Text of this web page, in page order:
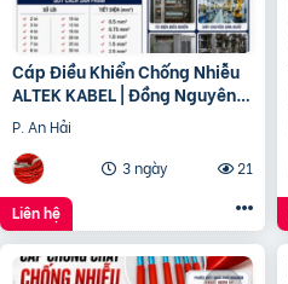
Cáp Điều Khiển Chống Nhiễu
ALTEK KABEL | Đồng Nguyên
Chất 100%, Chất Lượng Cao
P. An Hải
3 ngày
21
Liên hệ